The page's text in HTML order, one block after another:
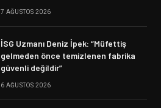
7 AĞUSTOS 2026
İSG Uzmanı Deniz İpek: “Müfettiş
gelmeden önce temizlenen fabrika
güvenli değildir”
6 AĞUSTOS 2026